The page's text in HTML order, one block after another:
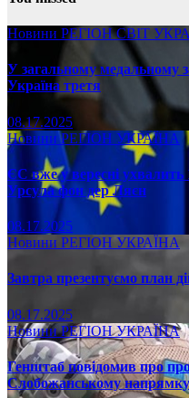
Новини РЕГІОНСВІТ
У загальному медальному
Україна третя
08.17.2025
НовиниРЕГІОН УКРАЇНА
ЄС вже у вересні
Урсула фон дер Ляєн
08.17.2025
Новини РЕГІОН УКРАЇНА
Завтра презентуємо план
08.17.2025
НовиниРЕГІОНУКРАЇНА
Генштаб повідомив про
Слобожанському напрямку